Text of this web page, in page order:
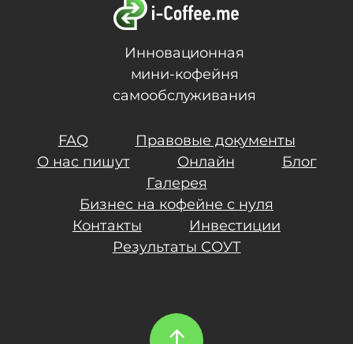
Инновационная
мини-кофейня
самообслуживания
FAQ
Правовые документы
О нас пишут
Онлайн
Блог
Галерея
Бизнес на кофейне с нуля
Контакты
Инвестиции
Результаты СОУТ